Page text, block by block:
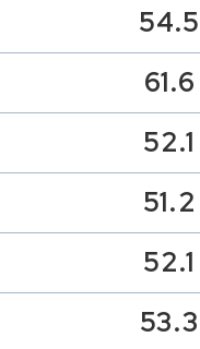
54.5
61.6
52.1
51.2
52.1
53.3